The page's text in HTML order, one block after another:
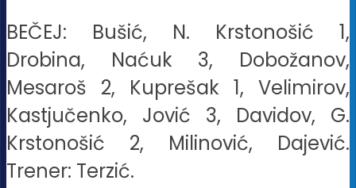
BEČEJ: Bušić, N. Krstonošić 1,
Drobina, Naćuk 3, Dobožanov,
Mesaroš 2, Kuprešak 1, Velimirov,
Kastjučenko, Jović 3, Davidov, G.
Krstonošić 2, Milinović, Dajević.
Trener: Terzić.